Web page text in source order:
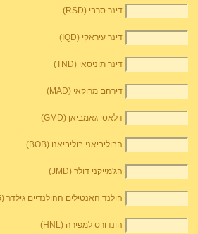
דינר סרבי (RSD)
דינר עיראקי (IQD)
דינר תוניסאי (TND)
דירהם מרוקאי (MAD)
דלאסי גאמביאן (GMD)
הבוליביאני בוליביאנו (BOB)
הג'מייקני דולר (JMD)
הולנד האנטילים ההולנדיים גילדר (ANG)
הונדורס למפירה (HNL)